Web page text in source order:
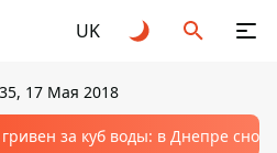
UK
17 Мая 2018
за куб воды: в Днепре